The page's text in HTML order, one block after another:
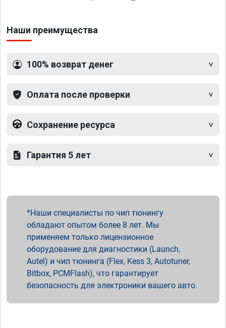
Наши преимущества
100% возврат денег
Оплата после проверки
Сохранение ресурса
Гарантия 5 лет
Наши специалисты по чип тюнингу
обладают опытом более 8 лет. Мы
применяем только лицензионное
оборудование для диагностики (Launch,
Autel) и чип тюнинга (Flex, Kess 3, Autotuner,
Bitbox, PCMFlash), что гарантирует
безопасность для электроники вашего авто.